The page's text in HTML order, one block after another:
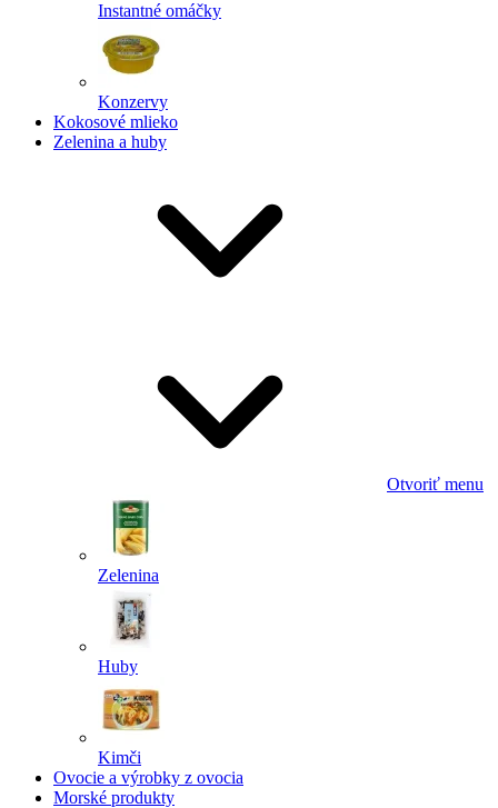
Instantné omáčky
Konzervy
Kokosové mlieko
Zelenina a huby
Otvoriť menu
Zelenina
Huby
Kimči
Ovocie a výrobky z ovocia
Morské produkty